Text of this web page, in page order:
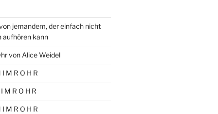
jemandem, der einfach nicht
aufhören kann
von Alice Weidel
I M R O H R
M R O H R
I M R O H R